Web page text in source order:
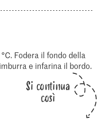
Fodera il fondo della
e infarina il bordo.
Si continua
così